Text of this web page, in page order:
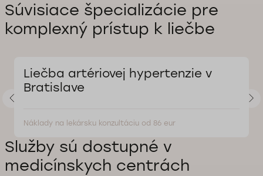
Súvisiace špecializácie pre
komplexný prístup k liečbe
Liečba artériovej hypertenzie v
Bratislave
Náklady na lekársku konzultáciu od 86 eur
Služby sú dostupné v
medicínskych centrách